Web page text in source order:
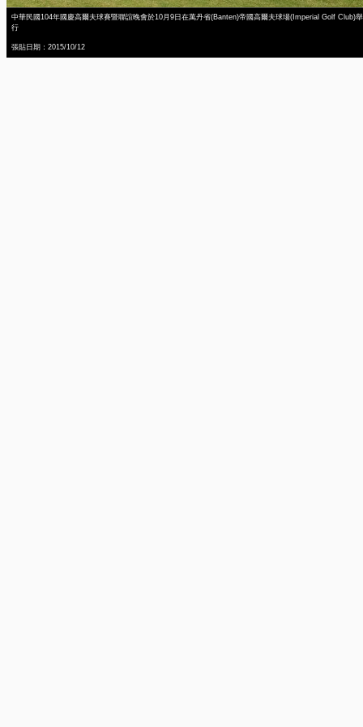
中華民國104年國慶高爾夫球賽暨聯誼晚會於10月9日在萬丹省(Banten)帝國高爾夫球場(Imperial Golf Club)舉
行
張貼日期：2015/10/12